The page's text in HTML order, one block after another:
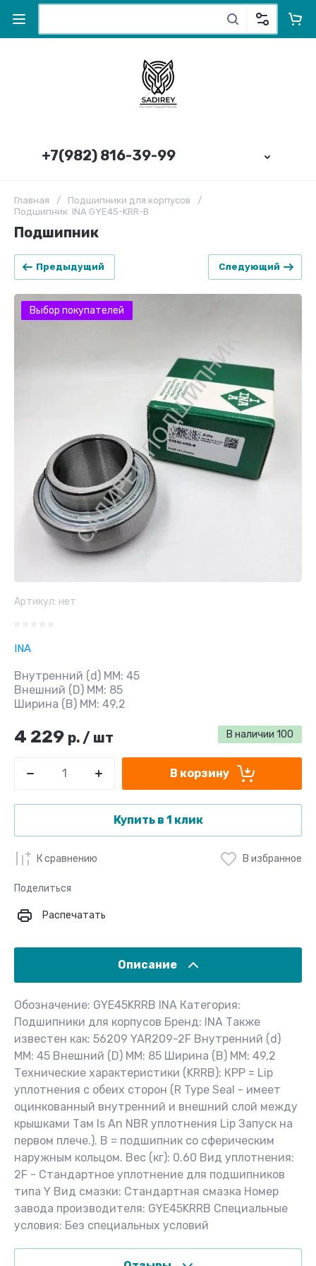
+7(982) 816-39-99
Главная / Подшипники для корпусов
/
Подшипник INA GYE45-KRR-B
Подшипник
Предыдущий Следующий
Выбор покупателей
Артикул: нет
INA
Внутренний (d) ММ: 45
Внешний (D) ММ: 85
Ширина (B) MM: 49,2
В наличии 100
4 229 р. / шт
В корзину
Купить в 1 клик
К сравнению В избранное
Поделиться
Распечатать
Описание
Обозначение: GYE45KRRB INA Категория:
Подшипники для корпусов Бренд: INA Также
известен как: 56209 YAR209-2F Внутренний (d)
ММ: 45 Внешний (D) ММ: 85 Ширина (B) MM: 49,2
Технические характеристики (KRRB): КРР = Lip
уплотнения с обеих сторон (R Type Seal - имеет
оцинкованный внутренний и внешний слой между
крышками Там Is An NBR уплотнения Lip Запуск на
первом плече.). B = подшипник со сферическим
наружным кольцом. Вес (кг): 0.60 Вид уплотнения:
2F - Стандартное уплотнение для подшипников
типа Y Вид смазки: Стандартная смазка Номер
завода производителя: GYE45KRRB Специальные
условия: Без специальных условий